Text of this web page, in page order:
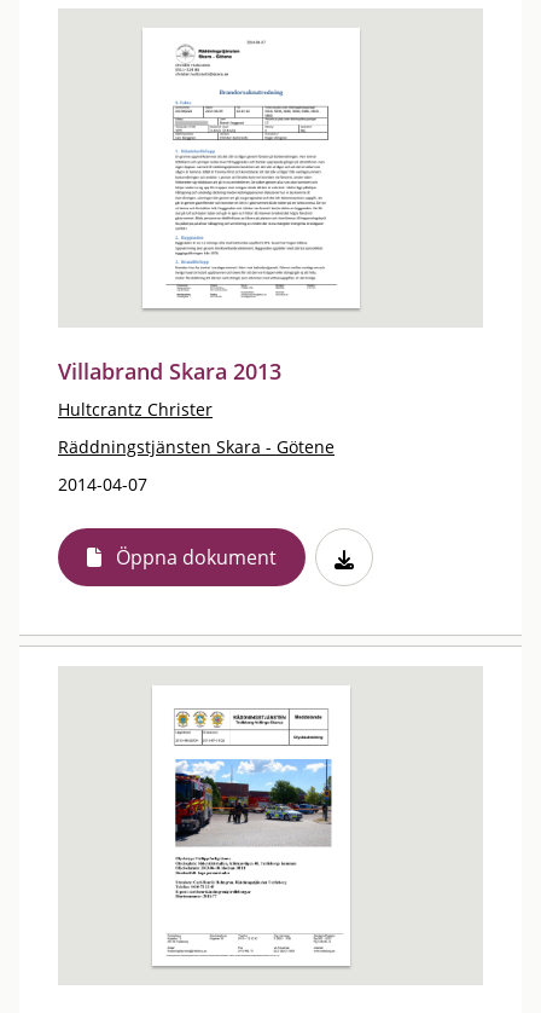
Villabrand Skara 2013
Hultcrantz Christer
Räddningstjänsten Skara - Götene
2014-04-07
Öppna dokument